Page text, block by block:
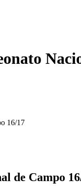
16/17
de Campo